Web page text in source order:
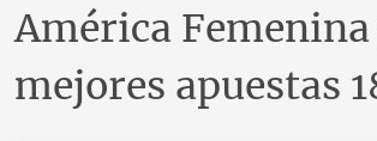
América
mejores apuestas